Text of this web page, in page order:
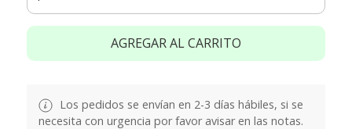
AGREGAR AL CARRITO
Los pedidos se envían en 2-3 días hábiles, si se
necesita con urgencia por favor avisar en las notas.